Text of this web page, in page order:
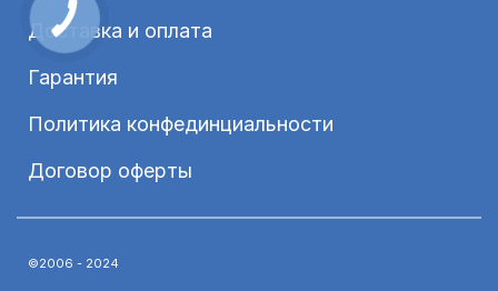
Доставка и оплата
Гарантия
Политика конфединциальности
Договор оферты
©2006 - 2024